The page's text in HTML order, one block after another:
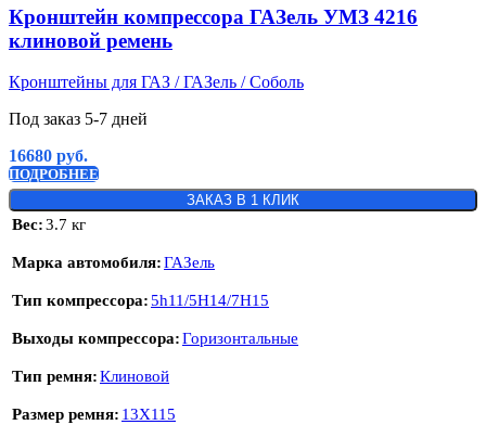
Кронштейн компрессора ГАЗель УМЗ 4216
клиновой ремень
Кронштейны для ГАЗ / ГАЗель / Соболь
Под заказ 5-7 дней
16680 руб.
ПОДРОБНЕЕ
ЗАКАЗ В 1 КЛИК
Вес 3.7 кг
Марка автомобиля ГАЗель
Тип компрессора 5h11/5H14/7H15
Выходы компрессора Горизонтальные
Тип ремня Клиновой
Размер ремня 13Х115